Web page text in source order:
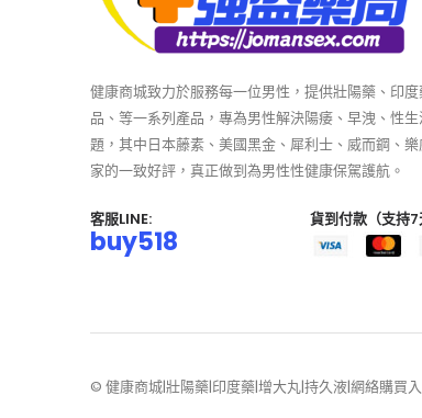
健康商城致力於服務每一位男性，提供壯陽藥、印
品、等一系列產品，專為男性解決陽痿、早洩、性
題，其中日本藤素、美國黑金、犀利士、威而鋼、
家的一致好評，真正做到為男性性健康保駕護航。
客服LINE:
buy518
貨到付款（支持7
© 健康商城|壯陽藥|印度藥|增大丸|持久液|網絡購買